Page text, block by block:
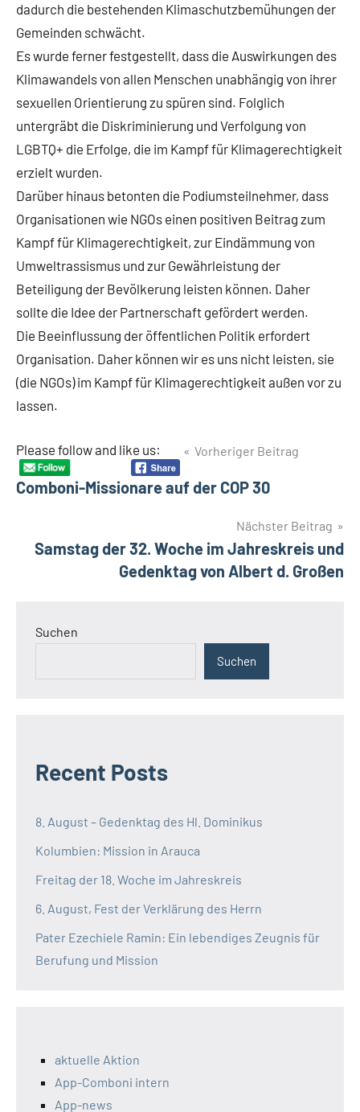
dadurch die bestehenden Klimaschutzbemühungen der
Gemeinden schwächt.
Es wurde ferner festgestellt, dass die Auswirkungen des
Klimawandels von allen Menschen unabhängig von ihrer
sexuellen Orientierung zu spüren sind. Folglich
untergräbt die Diskriminierung und Verfolgung von
LGBTQ+ die Erfolge, die im Kampf für Klimagerechtigkeit
erzielt wurden.
Darüber hinaus betonten die Podiumsteilnehmer, dass
Organisationen wie NGOs einen positiven Beitrag zum
Kampf für Klimagerechtigkeit, zur Eindämmung von
Umweltrassismus und zur Gewährleistung der
Beteiligung der Bevölkerung leisten können. Daher
sollte die Idee der Partnerschaft gefördert werden.
Die Beeinflussung der öffentlichen Politik erfordert
Organisation. Daher können wir es uns nicht leisten, sie
(die NGOs) im Kampf für Klimagerechtigkeit außen vor zu
lassen.
Please follow and like us:
BeitragsnavigationVorheriger Beitrag
Comboni-Missionare auf der COP 30
Nächster Beitrag
Samstag der 32. Woche im Jahreskreis und
Gedenktag von Albert d. Großen
Suchen
Suchen
Recent Posts
8. August – Gedenktag des Hl. Dominikus
Kolumbien: Mission in Arauca
Freitag der 18. Woche im Jahreskreis
6. August, Fest der Verklärung des Herrn
Pater Ezechiele Ramin: Ein lebendiges Zeugnis für
Berufung und Mission
aktuelle Aktion
App-Comboni intern
App-news